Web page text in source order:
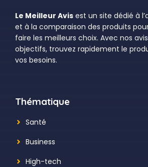
Le Meilleur Avis est un site dédié à
et à la comparaison des produits
faire les meilleurs choix. Avec nos
objectifs, trouvez rapidement le
vos besoins.
Thématique
Santé
Business
High-tech